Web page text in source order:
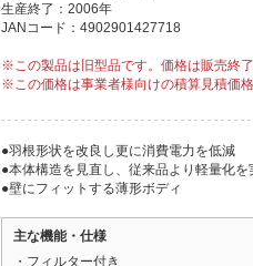
生産終了：2006年
JANコード：4902901427718
※この製品は旧型品です。価格は販売終
※この価格は事業者様向けの積算見積価
●羽根形状を改良し更に消費電力を低減
●本体構造を見直し、従来品より軽量化を
●壁にフィットする薄形ボディ
主な機能・仕様
・フィルター付き